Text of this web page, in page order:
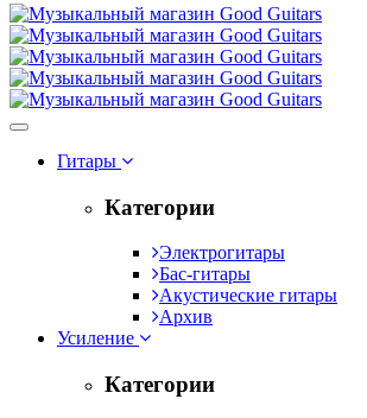
Меню
Гитары
Категории
Электрогитары
Бас-гитары
Акустические гитары
Архив
Усиление
Категории